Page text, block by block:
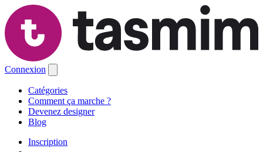
Connexion
Catégories
Comment ça marche ?
Devenez designer
Blog
Inscription